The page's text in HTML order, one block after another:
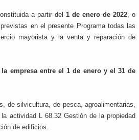
a partir del 1 de enero de 2022 , o
en el presente Programa todas las
mayorista y la venta y reparación de
empresa entre el 1 de enero y el 31 de
de silvicultura, de pesca, agroalimentarias,
actividad L 68.32 Gestión de la propiedad
de edificios.